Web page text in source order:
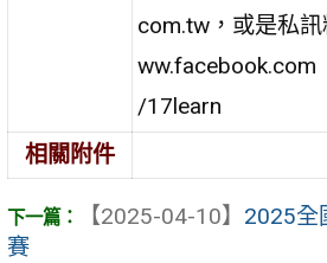
com.tw，或是私
ww.facebook.com
/17learn
相關附件
【2025-04-10】 2025全
賽